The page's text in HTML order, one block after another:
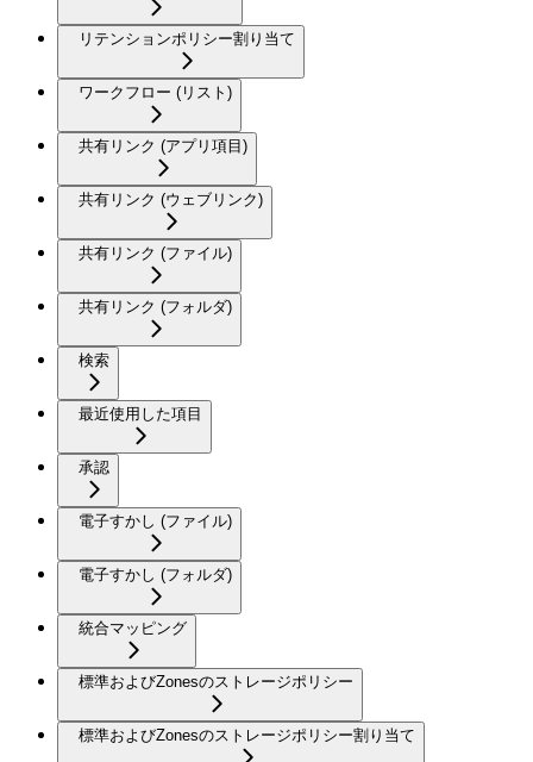
リテンションポリシー割り当て
ワークフロー (リスト)
共有リンク (アプリ項目)
共有リンク (ウェブリンク)
共有リンク (ファイル)
共有リンク (フォルダ)
検索
最近使用した項目
承認
電子すかし (ファイル)
電子すかし (フォルダ)
統合マッピング
標準およびZonesのストレージポリシー
標準およびZonesのストレージポリシー割り当て